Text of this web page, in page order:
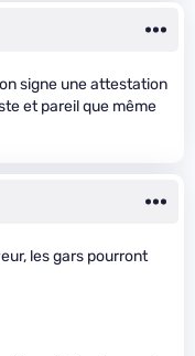
signe une attestation
et pareil que même
les gars pourront